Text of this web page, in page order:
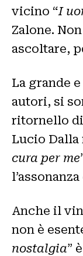
vicino “I
Zalone.
ascoltare,
La grande
autori, si
ritornello di
Lucio Dalla
cura per me
Anche il
non è
nostalgia”